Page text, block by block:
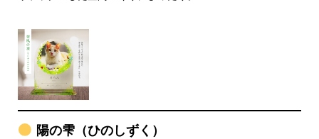
陽の雫（ひのしずく）